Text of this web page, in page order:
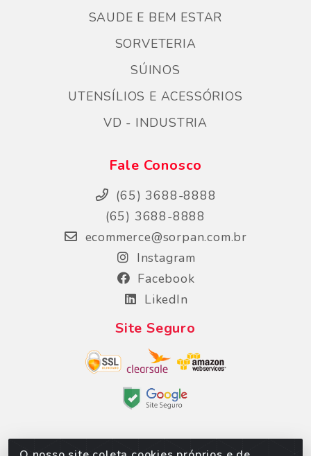
SAUDE E BEM ESTAR
SORVETERIA
SÚINOS
UTENSÍLIOS E ACESSÓRIOS
VD - INDUSTRIA
Fale Conosco
(65) 3688-8888
(65) 3688-8888
ecommerce@sorpan.com.br
Instagram
Facebook
LikedIn
Site Seguro